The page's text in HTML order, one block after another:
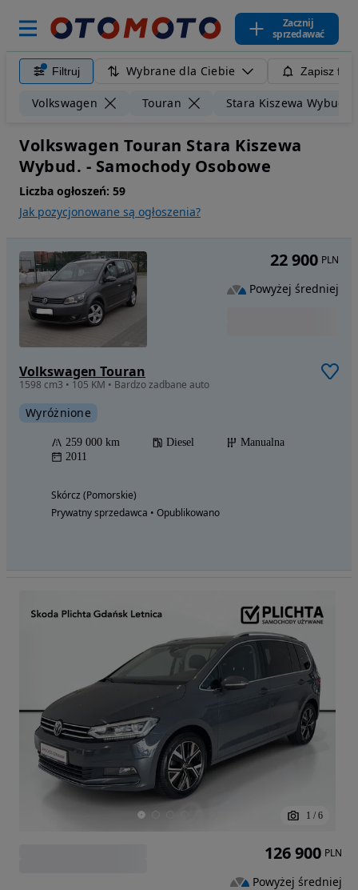
Zacznij
sprzedawać
Filtruj Wybrane dla Ciebie Zapisz
Volkswagen Touran Stara Kiszewa Wybud.
Volkswagen Touran Stara Kiszewa
Wybud. - Samochody Osobowe
Liczba ogłoszeń: 59
Jak pozycjonowane są ogłoszenia?
Volkswagen Touran
1598 cm3 • 105 KM • Bardzo zadbane auto
Wyróżnione
259 000 km Diesel
Manualna
2011
Skórcz (Pomorskie)
Prywatny sprzedawca • Opublikowano
22 900 PLN
Powyżej średniej
1 / 6
126 900 PLN
Powyżej średniej